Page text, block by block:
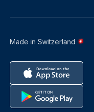
Made in Switzerland